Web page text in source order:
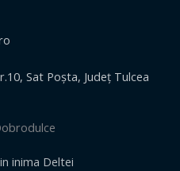
Sat Poșta, Județ Tulcea
inima Deltei